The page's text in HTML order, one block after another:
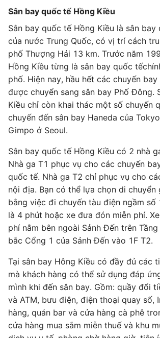
Sân bay quốc tế Hồng Kiều
Sân bay quốc tế Hồng Kiều là sân bay
của nước Trung Quốc, có vị trí cách
phố Thượng Hải 13 km. Trước năm
Hồng Kiều từng là sân bay quốc
phố. Hiện nay, hầu hết các chuyến
được chuyển sang sân bay Phố Đông.
Kiều chỉ còn khai thác một số chuyến
chuyến đến sân bay Haneda của
Gimpo ở Seoul.
Sân bay quốc tế Hồng Kiều có 2 nhà
Nhà ga T1 phục vụ cho các chuyến
quốc tế. Nhà ga T2 chỉ phục vụ cho
nội địa. Bạn có thể lựa chọn di chuyển
bằng việc đi chuyến tàu điện ngầm
là 4 phút hoặc xe đưa đón miễn phí.
phí nằm bên ngoài Sảnh Đến trên
bắc Cổng 1 của Sảnh Đến vào 1F T2.
Tại sân bay Hông Kiều có đầy đủ các
mà khách hàng có thể sử dụng đáp
mình khi đến sân bay. Gồm: quầy đổi
và ATM, bưu điện, điện thoại quay số,
hàng, quán bar và cửa hàng cà phê
cửa hàng mua sắm miễn thuế và khu